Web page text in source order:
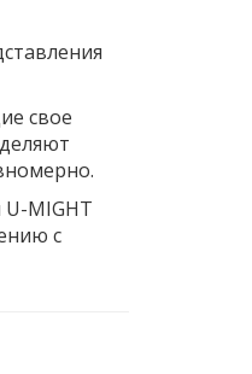
свое
MIGHT
с